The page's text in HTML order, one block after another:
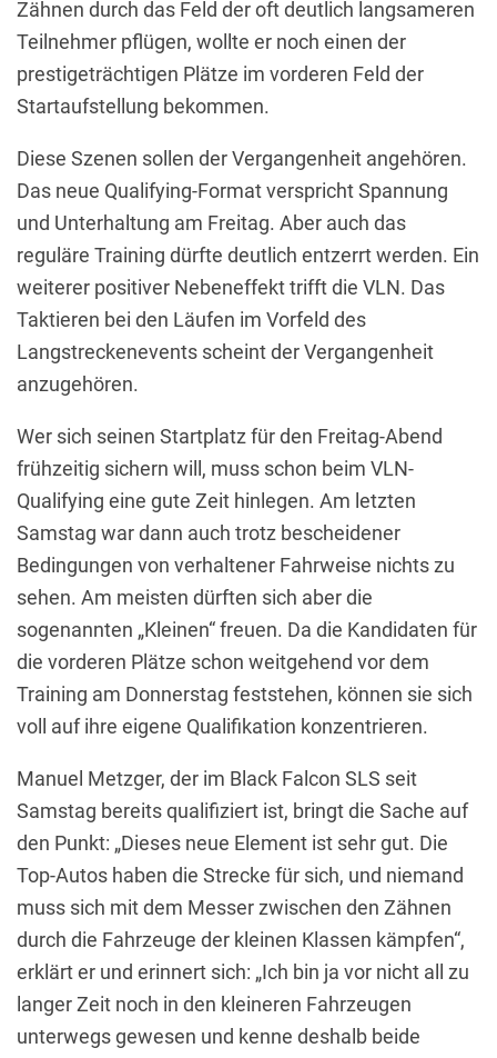
Zähnen durch das Feld der oft deutlich langsameren
Teilnehmer pflügen, wollte er noch einen der
prestigeträchtigen Plätze im vorderen Feld der
Startaufstellung bekommen.
Diese Szenen sollen der Vergangenheit angehören.
Das neue Qualifying-Format verspricht Spannung
und Unterhaltung am Freitag. Aber auch das
reguläre Training dürfte deutlich entzerrt werden. Ein
weiterer positiver Nebeneffekt trifft die VLN. Das
Taktieren bei den Läufen im Vorfeld des
Langstreckenevents scheint der Vergangenheit
anzugehören.
Wer sich seinen Startplatz für den Freitag-Abend
frühzeitig sichern will, muss schon beim VLN-
Qualifying eine gute Zeit hinlegen. Am letzten
Samstag war dann auch trotz bescheidener
Bedingungen von verhaltener Fahrweise nichts zu
sehen. Am meisten dürften sich aber die
sogenannten „Kleinen“ freuen. Da die Kandidaten für
die vorderen Plätze schon weitgehend vor dem
Training am Donnerstag feststehen, können sie sich
voll auf ihre eigene Qualifikation konzentrieren.
Manuel Metzger, der im Black Falcon SLS seit
Samstag bereits qualifiziert ist, bringt die Sache auf
den Punkt: „Dieses neue Element ist sehr gut. Die
Top-Autos haben die Strecke für sich, und niemand
muss sich mit dem Messer zwischen den Zähnen
durch die Fahrzeuge der kleinen Klassen kämpfen“,
erklärt er und erinnert sich: „Ich bin ja vor nicht all zu
langer Zeit noch in den kleineren Fahrzeugen
unterwegs gewesen und kenne deshalb beide